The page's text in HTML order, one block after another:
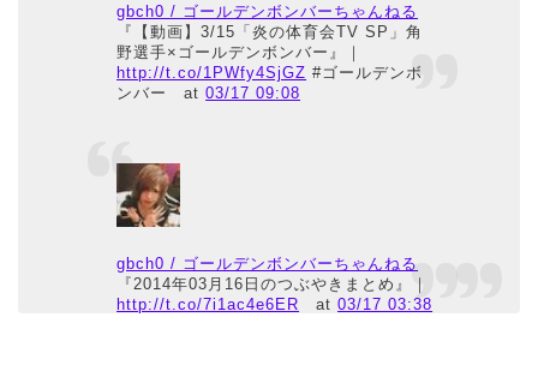
gbch0 / ゴールデンボンバーちゃんねる
『【動画】3/15「炎の体育会TV SP」角
野選手×ゴールデンボンバー』｜
http://t.co/1PWfy4SjGZ #ゴールデンボ
ンバー
at03/17 09:08
gbch0 / ゴールデンボンバーちゃんねる
『2014年03月16日のつぶやきまとめ』｜
http://t.co/7i1ac4e6ER at03/17 03:38